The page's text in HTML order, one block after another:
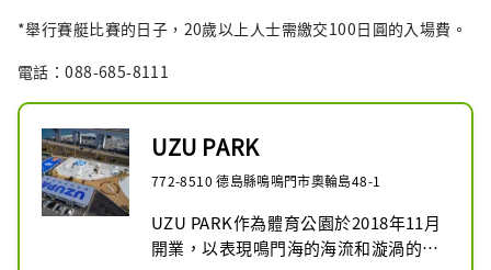
*舉行賽艇比賽的日子，20歲以上人士需繳交100日圓的入場費。
電話：088-685-8111
UZU PARK
772-8510 德島縣鳴鳴門市奧輪島48-1
UZU PARK作為體育公園於2018年11月
開業，以表現鳴門海的海流和漩渦的